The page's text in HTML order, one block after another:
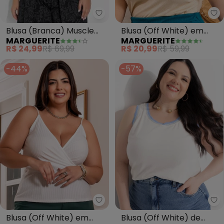
Marguerite - Blusa (Branca)
Blusa (Branca) Muscle
Tee Plus Size
MARGUERITE
R$ 24,99R$ 69,99
Blusa (Off White) em
Malha Metalizada
MARGUERITE
R$ 20,99R$ 59,99
-44%
Marguerite - Blusa (Off White)
Blusa (Off White) em
-57%
Blusa (Off White) de